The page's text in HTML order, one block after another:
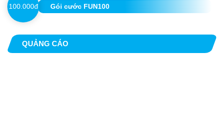
100.000đ Gói cước FUN100
QUẢNG CÁO